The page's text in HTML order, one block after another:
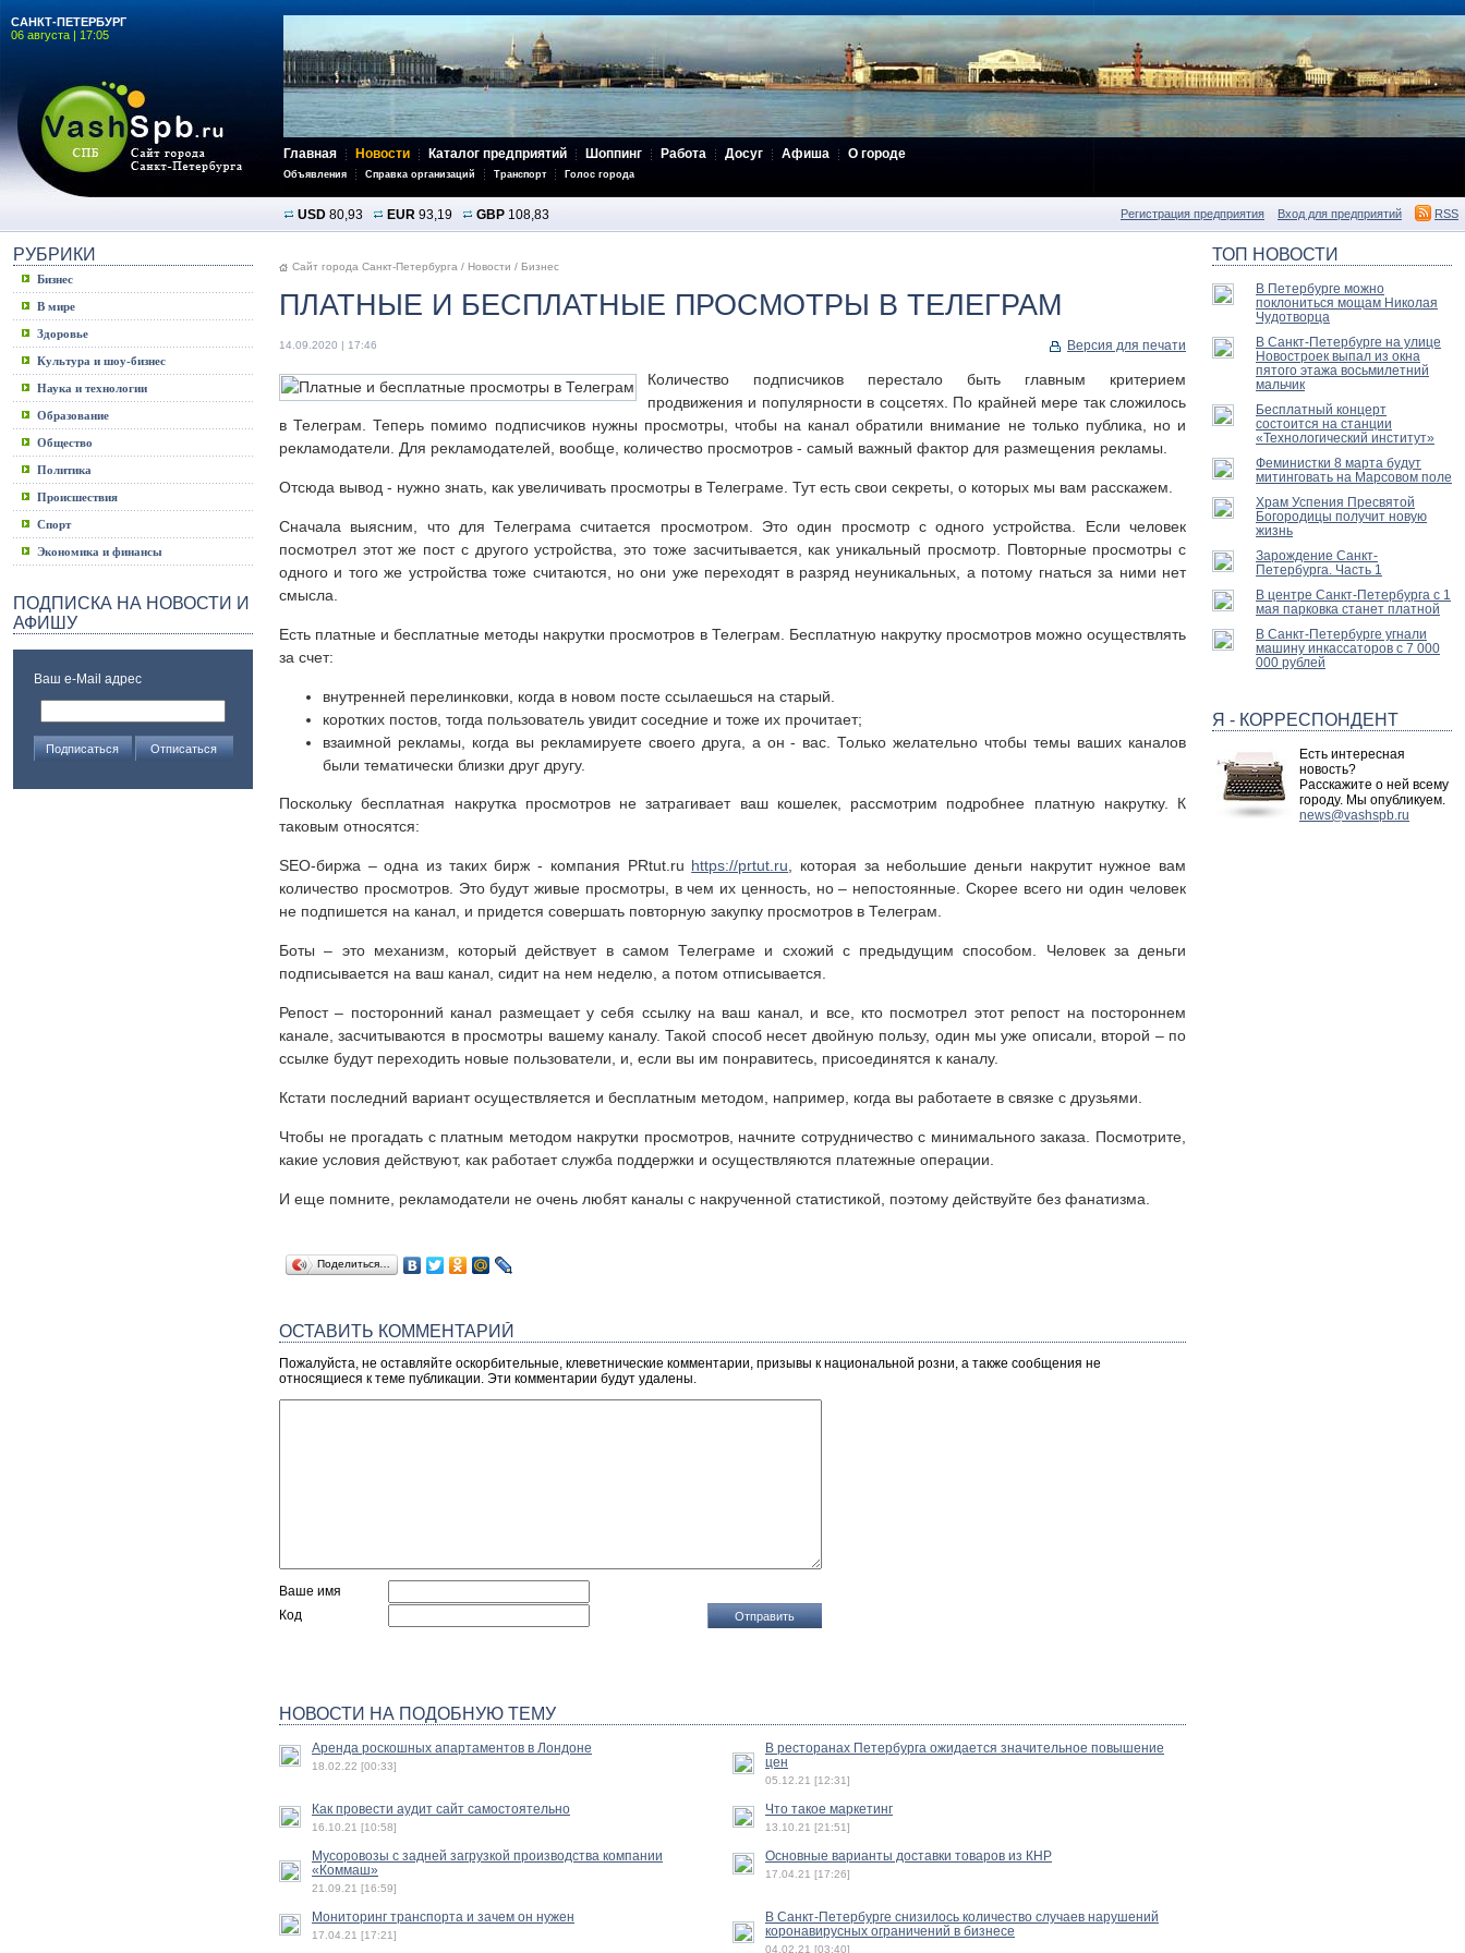
САНКТ-ПЕТЕРБУРГ
06 августа | 17:05
Главная Новости Каталог предприятий Шоппинг Работа Досуг Афиша О городе
Объявления Справка организаций Транспорт Голос города
USD 80,93 EUR 93,19 GBP 108,83 Регистрация предприятия Вход для предприятий RSS
РУБРИКИ
Бизнес
В мире
Здоровье
Культура и шоу-бизнес
Наука и технологии
Образование
Общество
Политика
Происшествия
Спорт
Экономика и финансы
ПОДПИСКА НА НОВОСТИ И
АФИШУ
Ваш e-Mail адрес
Сайт города Санкт-Петербурга / Новости / Бизнес
ПЛАТНЫЕ И БЕСПЛАТНЫЕ ПРОСМОТРЫ В ТЕЛЕГРАМ
14.09.2020 | 17:46 Версия для печати
Количество подписчиков перестало быть главным критерием
продвижения и популярности в соцсетях. По крайней мере так сложилось
в Телеграм. Теперь помимо подписчиков нужны просмотры, чтобы на канал обратили внимание не только публика, но и
рекламодатели. Для рекламодателей, вообще, количество просмотров - самый важный фактор для размещения рекламы.
Отсюда вывод - нужно знать, как увеличивать просмотры в Телеграме. Тут есть свои секреты, о которых мы вам расскажем.
Сначала выясним, что для Телеграма считается просмотром. Это один просмотр с одного устройства. Если человек
посмотрел этот же пост с другого устройства, это тоже засчитывается, как уникальный просмотр. Повторные просмотры с
одного и того же устройства тоже считаются, но они уже переходят в разряд неуникальных, а потому гнаться за ними нет
смысла.
Есть платные и бесплатные методы накрутки просмотров в Телеграм. Бесплатную накрутку просмотров можно осуществлять
за счет:
внутренней перелинковки, когда в новом посте ссылаешься на старый.
коротких постов, тогда пользователь увидит соседние и тоже их прочитает;
взаимной рекламы, когда вы рекламируете своего друга, а он - вас. Только желательно чтобы темы ваших каналов
были тематически близки друг другу.
Поскольку бесплатная накрутка просмотров не затрагивает ваш кошелек, рассмотрим подробнее платную накрутку. К
таковым относятся:
SEO-биржа – одна из таких бирж - компания PRtut.ru https://prtut.ru , которая за небольшие деньги накрутит нужное вам
количество просмотров. Это будут живые просмотры, в чем их ценность, но – непостоянные. Скорее всего ни один человек
не подпишется на канал, и придется совершать повторную закупку просмотров в Телеграм.
Боты – это механизм, который действует в самом Телеграме и схожий с предыдущим способом. Человек за деньги
подписывается на ваш канал, сидит на нем неделю, а потом отписывается.
Репост – посторонний канал размещает у себя ссылку на ваш канал, и все, кто посмотрел этот репост на постороннем
канале, засчитываются в просмотры вашему каналу. Такой способ несет двойную пользу, один мы уже описали, второй – по
ссылке будут переходить новые пользователи, и, если вы им понравитесь, присоединятся к каналу.
Кстати последний вариант осуществляется и бесплатным методом, например, когда вы работаете в связке с друзьями.
Чтобы не прогадать с платным методом накрутки просмотров, начните сотрудничество с минимального заказа. Посмотрите,
какие условия действуют, как работает служба поддержки и осуществляются платежные операции.
И еще помните, рекламодатели не очень любят каналы с накрученной статистикой, поэтому действуйте без фанатизма.
Поделиться…
ОСТАВИТЬ КОММЕНТАРИЙ
Пожалуйста, не оставляйте оскорбительные, клеветнические комментарии, призывы к национальной розни, а также сообщения не
относящиеся к теме публикации. Эти комментарии будут удалены.
Ваше имя
Код
НОВОСТИ НА ПОДОБНУЮ ТЕМУ
Аренда роскошных апартаментов в Лондоне
18.02.22 [00:33]
В ресторанах Петербурга ожидается значительное повышение
цен
05.12.21 [12:31]
Как провести аудит сайт самостоятельно
16.10.21 [10:58]
Что такое маркетинг
13.10.21 [21:51]
Мусоровозы с задней загрузкой производства компании
«Коммаш»
21.09.21 [16:59]
Основные варианты доставки товаров из КНР
17.04.21 [17:26]
Мониторинг транспорта и зачем он нужен
17.04.21 [17:21]
В Санкт-Петербурге снизилось количество случаев нарушений
коронавирусных ограничений в бизнесе
04.02.21 [03:40]
ТОП НОВОСТИ
В Петербурге можно
поклониться мощам Николая
Чудотворца
В Санкт-Петербурге на улице
Новостроек выпал из окна
пятого этажа восьмилетний
мальчик
Бесплатный концерт
состоится на станции
«Технологический институт»
Феминистки 8 марта будут
митинговать на Марсовом поле
Храм Успения Пресвятой
Богородицы получит новую
жизнь
Зарождение Санкт-
Петербурга. Часть 1
В центре Санкт-Петербурга с 1
мая парковка станет платной
В Санкт-Петербурге угнали
машину инкассаторов с 7 000
000 рублей
Я - КОРРЕСПОНДЕНТ
Есть интересная
новость?
Расскажите о ней всему
городу. Мы опубликуем.
news@vashspb.ru